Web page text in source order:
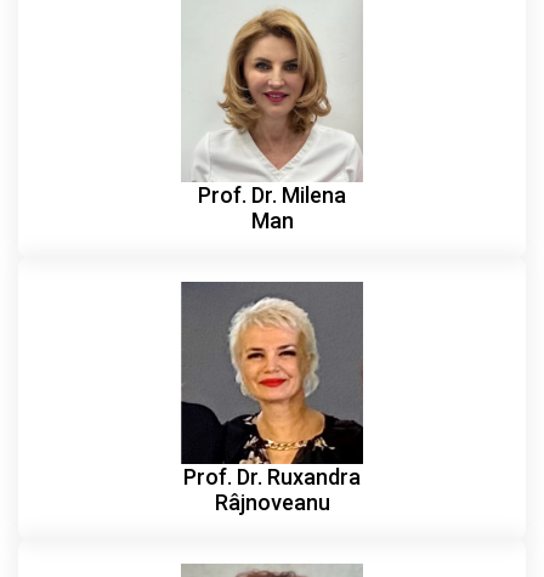
Prof. Dr. Milena
Man
Prof. Dr. Ruxandra
Râjnoveanu